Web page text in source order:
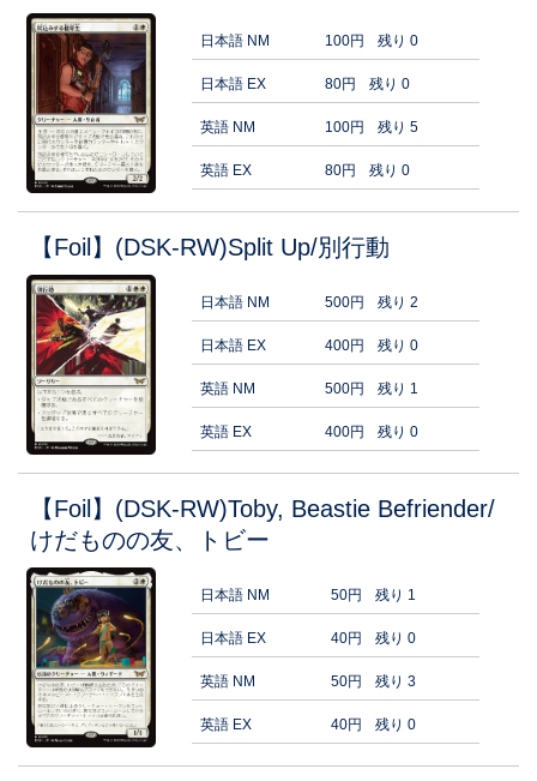
日本語 NM 100円 残り 0
日本語 EX 80円 残り 0
英語 NM 100円 残り 5
英語 EX 80円 残り 0
【Foil】(DSK-RW)Split Up/別行動
日本語 NM 500円 残り 2
日本語 EX 400円 残り 0
英語 NM 500円 残り 1
英語 EX 400円 残り 0
【Foil】(DSK-RW)Toby, Beastie Befriender/
けだものの友、トビー
日本語 NM 50円 残り 1
日本語 EX 40円 残り 0
英語 NM 50円 残り 3
英語 EX 40円 残り 0